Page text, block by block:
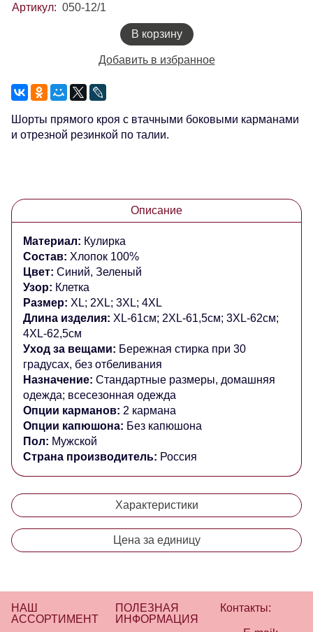
Артикул: 050-12/1
В корзину
Добавить в избранное
Шорты прямого кроя с втачными боковыми карманами
и отрезной резинкой по талии.
Описание
Материал: Кулирка
Состав: Хлопок 100%
Цвет: Синий, Зеленый
Узор: Клетка
Размер: XL; 2XL; 3XL; 4XL
Длина изделия: XL-61см; 2XL-61,5см; 3XL-62см;
4XL-62,5см
Уход за вещами: Бережная стирка при 30
градусах, без отбеливания
Назначение: Стандартные размеры, домашняя
одежда; всесезонная одежда
Опции карманов: 2 кармана
Опции капюшона: Без капюшона
Пол: Мужской
Страна производитель: Россия
Характеристики
Цена за единицу
НАШ
АССОРТИМЕНТ
ПОЛЕЗНАЯ
ИНФОРМАЦИЯ
Контакты: